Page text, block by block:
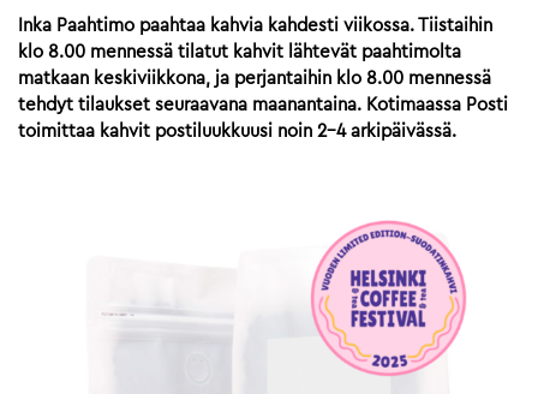
Inka Paahtimo paahtaa kahvia kahdesti viikossa. Tiistaihin
klo 8.00 mennessä tilatut kahvit lähtevät paahtimolta
matkaan keskiviikkona, ja perjantaihin klo 8.00 mennessä
tehdyt tilaukset seuraavana maanantaina. Kotimaassa Posti
toimittaa kahvit postiluukkuusi noin 2-4 arkipäivässä.